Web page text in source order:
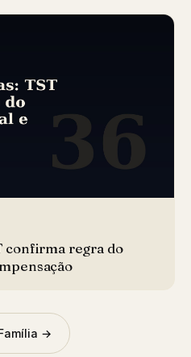
confirma regra do
→